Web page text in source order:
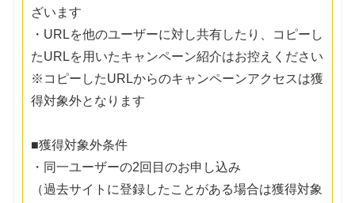
ざいます
・URLを他のユーザーに対し共有したり、コピーし
たURLを用いたキャンペーン紹介はお控えください
※コピーしたURLからのキャンペーンアクセスは獲
得対象外となります
■獲得対象外条件
・同一ユーザーの2回目のお申し込み
（過去サイトに登録したことがある場合は獲得対象